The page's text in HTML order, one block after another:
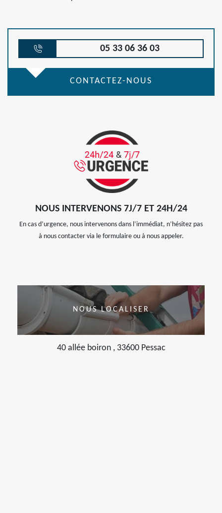
05 33 06 36 03
CONTACTEZ-NOUS
NOUS INTERVENONS 7J/7 ET 24H/24
En cas d’urgence, nous intervenons dans l’immédiat, n’hésitez pas
à nous contacter via le formulaire ou à nous appeler.
NOUS LOCALISER
40 allée boiron , 33600 Pessac